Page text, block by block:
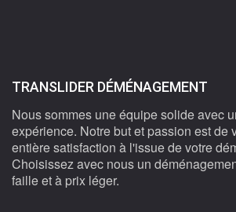
TRANSLIDER DÉMÉNAGEMENT
Nous sommes une équipe solide avec
expérience. Notre but et passion est de
entière satisfaction à l'issue de votre
Choisissez avec nous un
faille et à prix léger.